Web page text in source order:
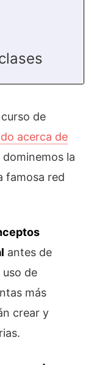
de
acerca de
dominemos la
famosa red
antes de
de
más
crear y